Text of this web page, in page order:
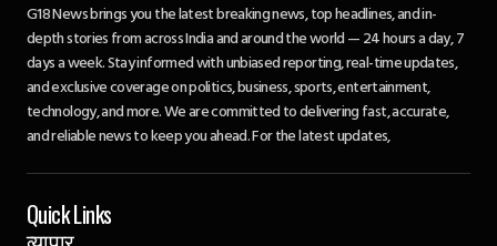
G18 News brings you the latest breaking news, top headlines, and in-
depth stories from across India and around the world — 24 hours a day, 7
days a week. Stay informed with unbiased reporting, real-time updates,
and exclusive coverage on politics, business, sports, entertainment,
technology, and more. We are committed to delivering fast, accurate,
and reliable news to keep you ahead. For the latest updates,
Quick Links